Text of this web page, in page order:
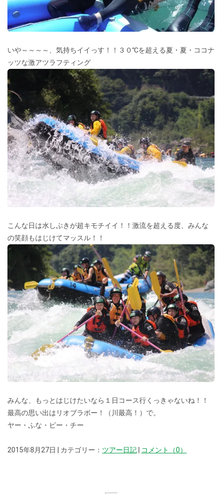
いや～～～～、気持ちイイっす！！３０℃を超える夏・夏・ココナ
ッツな激アツラフティング
こんな日は水しぶきが超キモチイイ！！激流を超える度、みんな
の笑顔もはじけてマッスル！！
みんな、もっとはじけたいなら１日コース行くっきゃないね！！
最高の思い出はリオブラボー！（川最高！）で。
ヤー・ふな・ピー・チー
2015年8月27日 | カテゴリー： ツアー日記 コメント（0）